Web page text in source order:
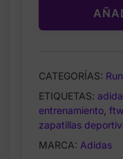
CATEGORÍAS:
ETIQUETAS:
entrenamiento
zapatillas
MARCA: Adidas